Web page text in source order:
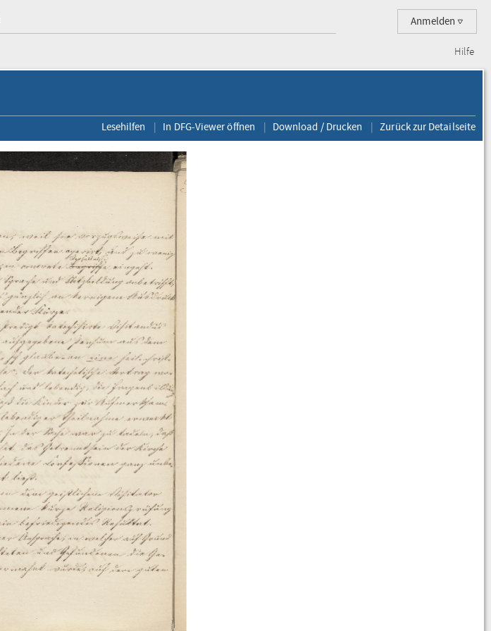
Anmelden
Hilfe
Lesehilfen In DFG-Viewer öffnen Download / Drucken Zurück zur Detailseite